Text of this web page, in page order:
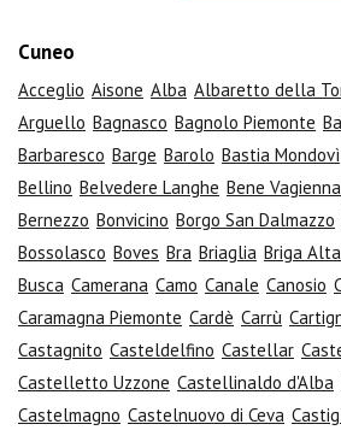
Cuneo
Acceglio Aisone Alba Albaretto della
Arguello Bagnasco Bagnolo Piemonte
Barbaresco Barge Barolo Bastia Mondovì
Bellino Belvedere Langhe Bene Vagienna
Bernezzo Bonvicino Borgo San Dalmazzo
Bossolasco Boves Bra Briaglia Briga Alta
Busca Camerana Camo Canale Canosio
Caramagna Piemonte Cardè Carrù
Castagnito Casteldelfino Castellar
Castelletto Uzzone Castellinaldo d'Alba
Castelmagno Castelnuovo di Ceva